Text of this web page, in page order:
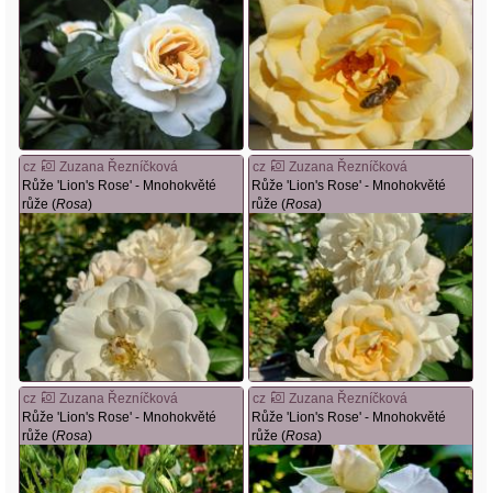
cz
Zuzana Řezníčková
Růže 'Lion's Rose' - Mnohokvěté
růže (Rosa)
cz
Zuzana Řezníčková
Růže 'Lion's Rose' - Mnohokvěté
růže (Rosa)
cz
Zuzana Řezníčková
Růže 'Lion's Rose' - Mnohokvěté
růže (Rosa)
cz
Zuzana Řezníčková
Růže 'Lion's Rose' - Mnohokvěté
růže (Rosa)